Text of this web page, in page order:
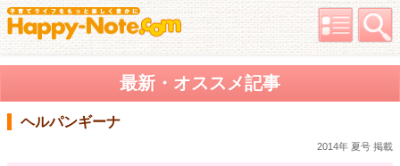
最新・オススメ記事
ヘルパンギーナ
2014年 夏号 掲載